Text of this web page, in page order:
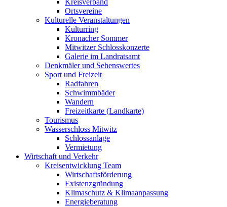
Kreisverband
Ortsvereine
Kulturelle Veranstaltungen
Kulturring
Kronacher Sommer
Mitwitzer Schlosskonzerte
Galerie im Landratsamt
Denkmäler und Sehenswertes
Sport und Freizeit
Radfahren
Schwimmbäder
Wandern
Freizeitkarte (Landkarte)
Tourismus
Wasserschloss Mitwitz
Schlossanlage
Vermietung
Wirtschaft und Verkehr
Kreisentwicklung Team
Wirtschaftsförderung
Existenzgründung
Klimaschutz & Klimaanpassung
Energieberatung